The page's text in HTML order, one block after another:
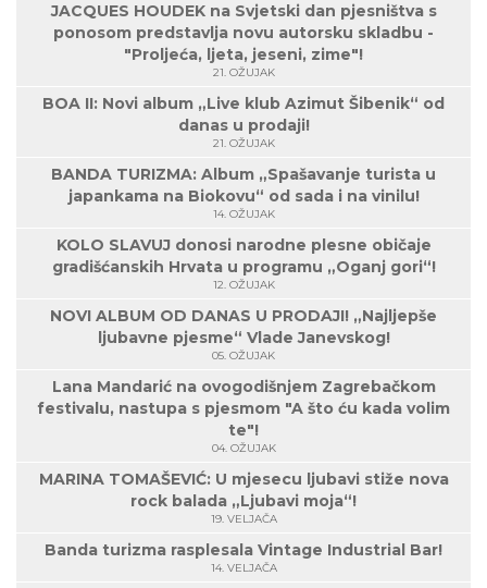
JACQUES HOUDEK na Svjetski dan pjesništva s
ponosom predstavlja novu autorsku skladbu -
"Proljeća, ljeta, jeseni, zime"!
21. OŽUJAK
BOA II: Novi album „Live klub Azimut Šibenik“ od
danas u prodaji!
21. OŽUJAK
BANDA TURIZMA: Album „Spašavanje turista u
japankama na Biokovu“ od sada i na vinilu!
14. OŽUJAK
KOLO SLAVUJ donosi narodne plesne običaje
gradišćanskih Hrvata u programu „Oganj gori“!
12. OŽUJAK
NOVI ALBUM OD DANAS U PRODAJI! „Najljepše
ljubavne pjesme“ Vlade Janevskog!
05. OŽUJAK
Lana Mandarić na ovogodišnjem Zagrebačkom
festivalu, nastupa s pjesmom "A što ću kada volim
te"!
04. OŽUJAK
MARINA TOMAŠEVIĆ: U mjesecu ljubavi stiže nova
rock balada „Ljubavi moja“!
19. VELJAČA
Banda turizma rasplesala Vintage Industrial Bar!
14. VELJAČA